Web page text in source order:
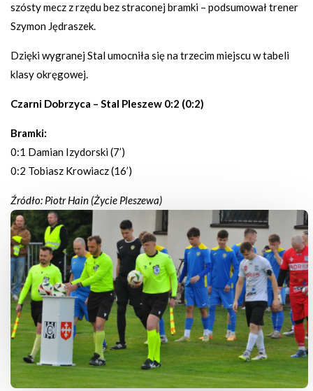
szósty mecz z rzędu bez straconej bramki – podsumował trener
Szymon Jędraszek.
Dzięki wygranej Stal umocniła się na trzecim miejscu w tabeli
klasy okręgowej.
Czarni Dobrzyca – Stal Pleszew 0:2 (0:2)
Bramki:
0:1 Damian Izydorski (7’)
0:2 Tobiasz Krowiacz (16’)
Źródło: Piotr Hain (Życie Pleszewa)